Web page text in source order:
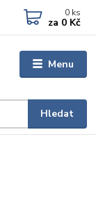
Menu
Hledat
0 ks
za 0 Kč